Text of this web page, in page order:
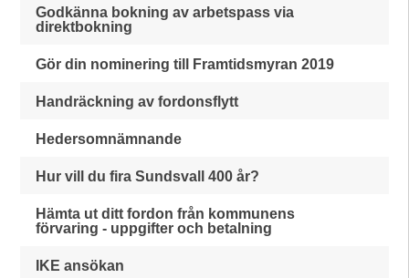
Godkänna bokning av arbetspass via
direktbokning
Gör din nominering till Framtidsmyran 2019
Handräckning av fordonsflytt
Hedersomnämnande
Hur vill du fira Sundsvall 400 år?
Hämta ut ditt fordon från kommunens
förvaring - uppgifter och betalning
IKE ansökan